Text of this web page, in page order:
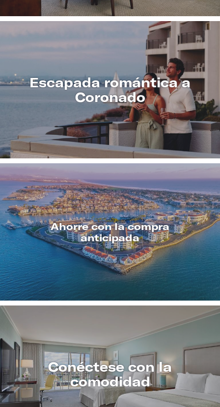
Escapada romántica a
Coronado
CONOZCA
MÁS
Ahorre con la compra
anticipada
CONOZCA
MÁS
Conéctese con la
comodidad
CONOZCA